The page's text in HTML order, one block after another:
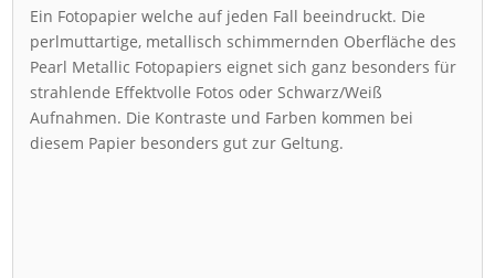
Ein Fotopapier welche auf jeden Fall beeindruckt. Die
perlmuttartige, metallisch schimmernden Oberfläche des
Pearl Metallic Fotopapiers eignet sich ganz besonders für
strahlende Effektvolle Fotos oder Schwarz/Weiß
Aufnahmen. Die Kontraste und Farben kommen bei
diesem Papier besonders gut zur Geltung.